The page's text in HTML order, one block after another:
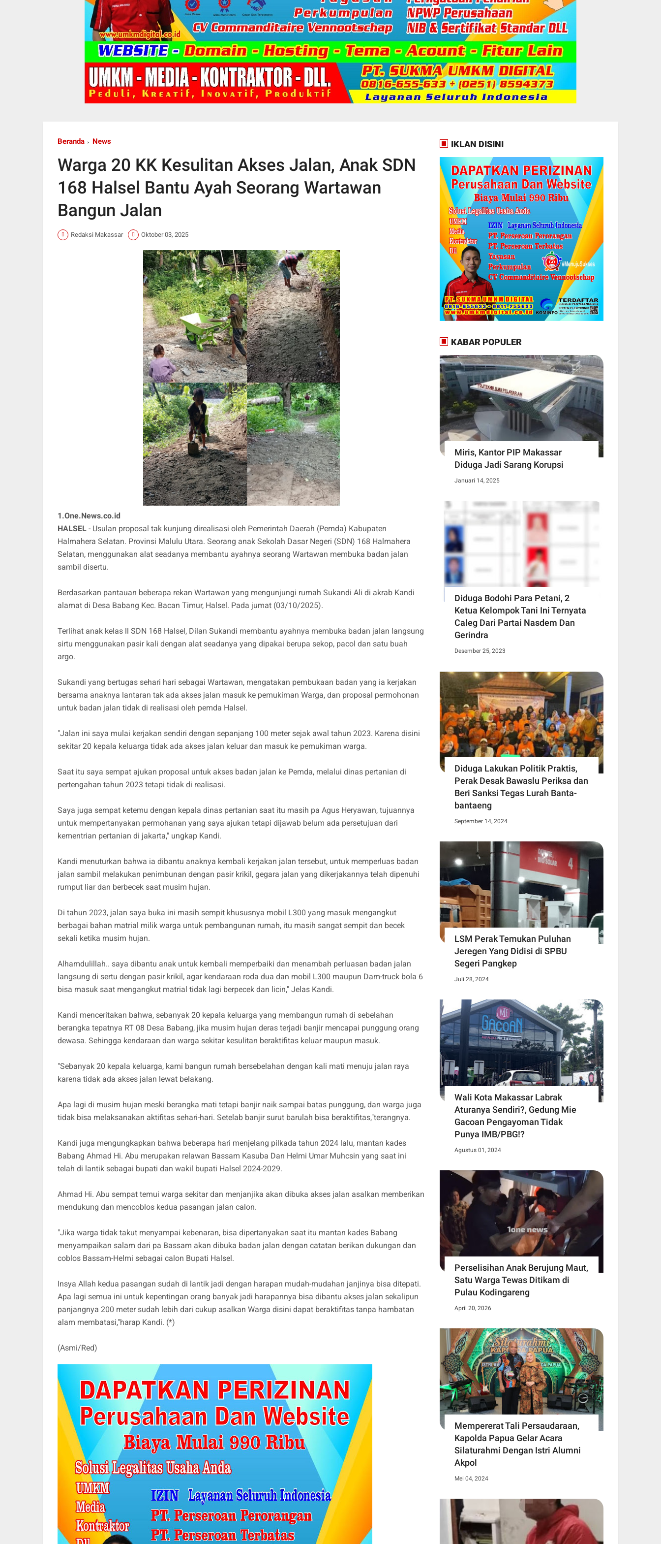
Beranda News
Warga 20 KK Kesulitan Akses Jalan, Anak SDN
168 Halsel Bantu Ayah Seorang Wartawan
Bangun Jalan
Redaksi Makassar Oktober 03, 2025
1.One.News.co.id
HALSEL - Usulan proposal tak kunjung direalisasi oleh Pemerintah Daerah (Pemda) Kabupaten
Halmahera Selatan. Provinsi Malulu Utara. Seorang anak Sekolah Dasar Negeri (SDN) 168 Halmahera
Selatan, menggunakan alat seadanya membantu ayahnya seorang Wartawan membuka badan jalan
sambil disertu.
Berdasarkan pantauan beberapa rekan Wartawan yang mengunjungi rumah Sukandi Ali di akrab Kandi
alamat di Desa Babang Kec. Bacan Timur, Halsel. Pada jumat (03/10/2025).
Terlihat anak kelas ll SDN 168 Halsel, Dilan Sukandi membantu ayahnya membuka badan jalan langsung
sirtu menggunakan pasir kali dengan alat seadanya yang dipakai berupa sekop, pacol dan satu buah
argo.
Sukandi yang bertugas sehari hari sebagai Wartawan, mengatakan pembukaan badan yang ia kerjakan
bersama anaknya lantaran tak ada akses jalan masuk ke pemukiman Warga, dan proposal permohonan
untuk badan jalan tidak di realisasi oleh pemda Halsel.
"Jalan ini saya mulai kerjakan sendiri dengan sepanjang 100 meter sejak awal tahun 2023. Karena disini
sekitar 20 kepala keluarga tidak ada akses jalan keluar dan masuk ke pemukiman warga.
Saat itu saya sempat ajukan proposal untuk akses badan jalan ke Pemda, melalui dinas pertanian di
pertengahan tahun 2023 tetapi tidak di realisasi.
Saya juga sempat ketemu dengan kepala dinas pertanian saat itu masih pa Agus Heryawan, tujuannya
untuk mempertanyakan permohanan yang saya ajukan tetapi dijawab belum ada persetujuan dari
kementrian pertanian di jakarta," ungkap Kandi.
Kandi menuturkan bahwa ia dibantu anaknya kembali kerjakan jalan tersebut, untuk memperluas badan
jalan sambil melakukan penimbunan dengan pasir krikil, gegara jalan yang dikerjakannya telah dipenuhi
rumput liar dan berbecek saat musim hujan.
Di tahun 2023, jalan saya buka ini masih sempit khususnya mobil L300 yang masuk mengangkut
berbagai bahan matrial milik warga untuk pembangunan rumah, itu masih sangat sempit dan becek
sekali ketika musim hujan.
Alhamdulillah.. saya dibantu anak untuk kembali memperbaiki dan menambah perluasan badan jalan
langsung di sertu dengan pasir krikil, agar kendaraan roda dua dan mobil L300 maupun Dam-truck bola 6
bisa masuk saat mengangkut matrial tidak lagi berpecek dan licin," Jelas Kandi.
Kandi menceritakan bahwa, sebanyak 20 kepala keluarga yang membangun rumah di sebelahan
berangka tepatnya RT 08 Desa Babang, jika musim hujan deras terjadi banjir mencapai punggung orang
dewasa. Sehingga kendaraan dan warga sekitar kesulitan beraktifitas keluar maupun masuk.
"Sebanyak 20 kepala keluarga, kami bangun rumah bersebelahan dengan kali mati menuju jalan raya
karena tidak ada akses jalan lewat belakang.
Apa lagi di musim hujan meski berangka mati tetapi banjir naik sampai batas punggung, dan warga juga
tidak bisa melaksanakan aktifitas sehari-hari. Setelab banjir surut barulah bisa beraktifitas,"terangnya.
Kandi juga mengungkapkan bahwa beberapa hari menjelang pilkada tahun 2024 lalu, mantan kades
Babang Ahmad Hi. Abu merupakan relawan Bassam Kasuba Dan Helmi Umar Muhcsin yang saat ini
telah di lantik sebagai bupati dan wakil bupati Halsel 2024-2029.
Ahmad Hi. Abu sempat temui warga sekitar dan menjanjika akan dibuka akses jalan asalkan memberikan
mendukung dan mencoblos kedua pasangan jalan calon.
"Jika warga tidak takut menyampai kebenaran, bisa dipertanyakan saat itu mantan kades Babang
menyampaikan salam dari pa Bassam akan dibuka badan jalan dengan catatan berikan dukungan dan
coblos Bassam-Helmi sebagai calon Bupati Halsel.
Insya Allah kedua pasangan sudah di lantik jadi dengan harapan mudah-mudahan janjinya bisa ditepati.
Apa lagi semua ini untuk kepentingan orang banyak jadi harapannya bisa dibantu akses jalan sekalipun
panjangnya 200 meter sudah lebih dari cukup asalkan Warga disini dapat beraktifitas tanpa hambatan
alam membatasi,"harap Kandi. (*)
(Asmi/Red)
IKLAN DISINI
KABAR POPULER
Miris, Kantor PIP Makassar
Diduga Jadi Sarang Korupsi
Januari 14, 2025
Diduga Bodohi Para Petani, 2
Ketua Kelompok Tani Ini Ternyata
Caleg Dari Partai Nasdem Dan
Gerindra
Desember 25, 2023
Diduga Lakukan Politik Praktis,
Perak Desak Bawaslu Periksa dan
Beri Sanksi Tegas Lurah Banta-
bantaeng
September 14, 2024
LSM Perak Temukan Puluhan
Jeregen Yang Didisi di SPBU
Segeri Pangkep
Juli 28, 2024
Wali Kota Makassar Labrak
Aturanya Sendiri?, Gedung Mie
Gacoan Pengayoman Tidak
Punya IMB/PBG!?
Agustus 01, 2024
Perselisihan Anak Berujung Maut,
Satu Warga Tewas Ditikam di
Pulau Kodingareng
April 20, 2026
Mempererat Tali Persaudaraan,
Kapolda Papua Gelar Acara
Silaturahmi Dengan Istri Alumni
Akpol
Mei 04, 2024